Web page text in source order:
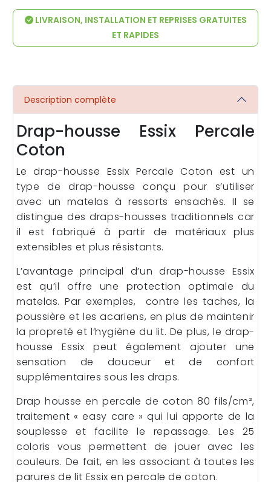
LIVRAISON, INSTALLATION ET REPRISES GRATUITES
ET RAPIDES
Description complète
Drap-housse Essix Percale
Coton
Le drap-housse Essix Percale Coton est un
type de drap-housse conçu pour s’utiliser
avec un matelas à ressorts ensachés. Il se
distingue des draps-housses traditionnels car
il est fabriqué à partir de matériaux plus
extensibles et plus résistants.
L’avantage principal d’un drap-housse Essix
est qu’il offre une protection optimale du
matelas. Par exemples, contre les taches, la
poussière et les acariens, en plus de maintenir
la propreté et l’hygiène du lit. De plus, le drap-
housse Essix peut également ajouter une
sensation de douceur et de confort
supplémentaires sous les draps.
Drap housse en percale de coton 80 fils/cm²,
traitement « easy care » qui lui apporte de la
souplesse et facilite le repassage. Les 25
coloris vous permettent de jouer avec les
couleurs. De fait, en les associant à toutes les
parures de lit Essix en percale de coton.